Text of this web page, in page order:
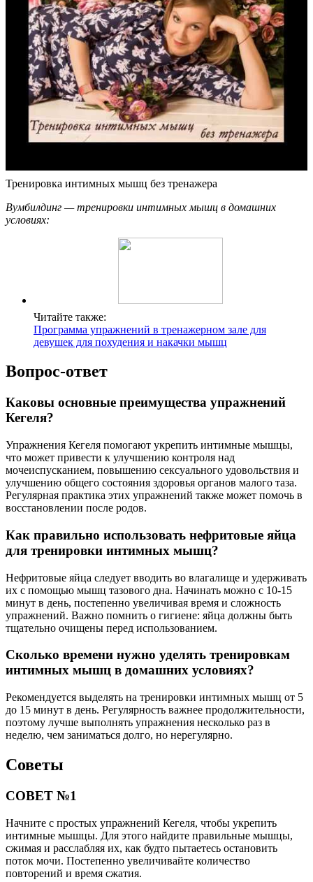
Тренировка интимных мышц без тренажера
Вумбилдинг — тренировки интимных мышц в домашних
условиях:
Читайте также:
Программа упражнений в тренажерном зале для
девушек для похудения и накачки мышц
Вопрос-ответ
Каковы основные преимущества упражнений
Кегеля?
Упражнения Кегеля помогают укрепить интимные мышцы,
что может привести к улучшению контроля над
мочеиспусканием, повышению сексуального удовольствия и
улучшению общего состояния здоровья органов малого таза.
Регулярная практика этих упражнений также может помочь в
восстановлении после родов.
Как правильно использовать нефритовые яйца
для тренировки интимных мышц?
Нефритовые яйца следует вводить во влагалище и удерживать
их с помощью мышц тазового дна. Начинать можно с 10-15
минут в день, постепенно увеличивая время и сложность
упражнений. Важно помнить о гигиене: яйца должны быть
тщательно очищены перед использованием.
Сколько времени нужно уделять тренировкам
интимных мышц в домашних условиях?
Рекомендуется выделять на тренировки интимных мышц от 5
до 15 минут в день. Регулярность важнее продолжительности,
поэтому лучше выполнять упражнения несколько раз в
неделю, чем заниматься долго, но нерегулярно.
Советы
СОВЕТ №1
Начните с простых упражнений Кегеля, чтобы укрепить
интимные мышцы. Для этого найдите правильные мышцы,
сжимая и расслабляя их, как будто пытаетесь остановить
поток мочи. Постепенно увеличивайте количество
повторений и время сжатия.